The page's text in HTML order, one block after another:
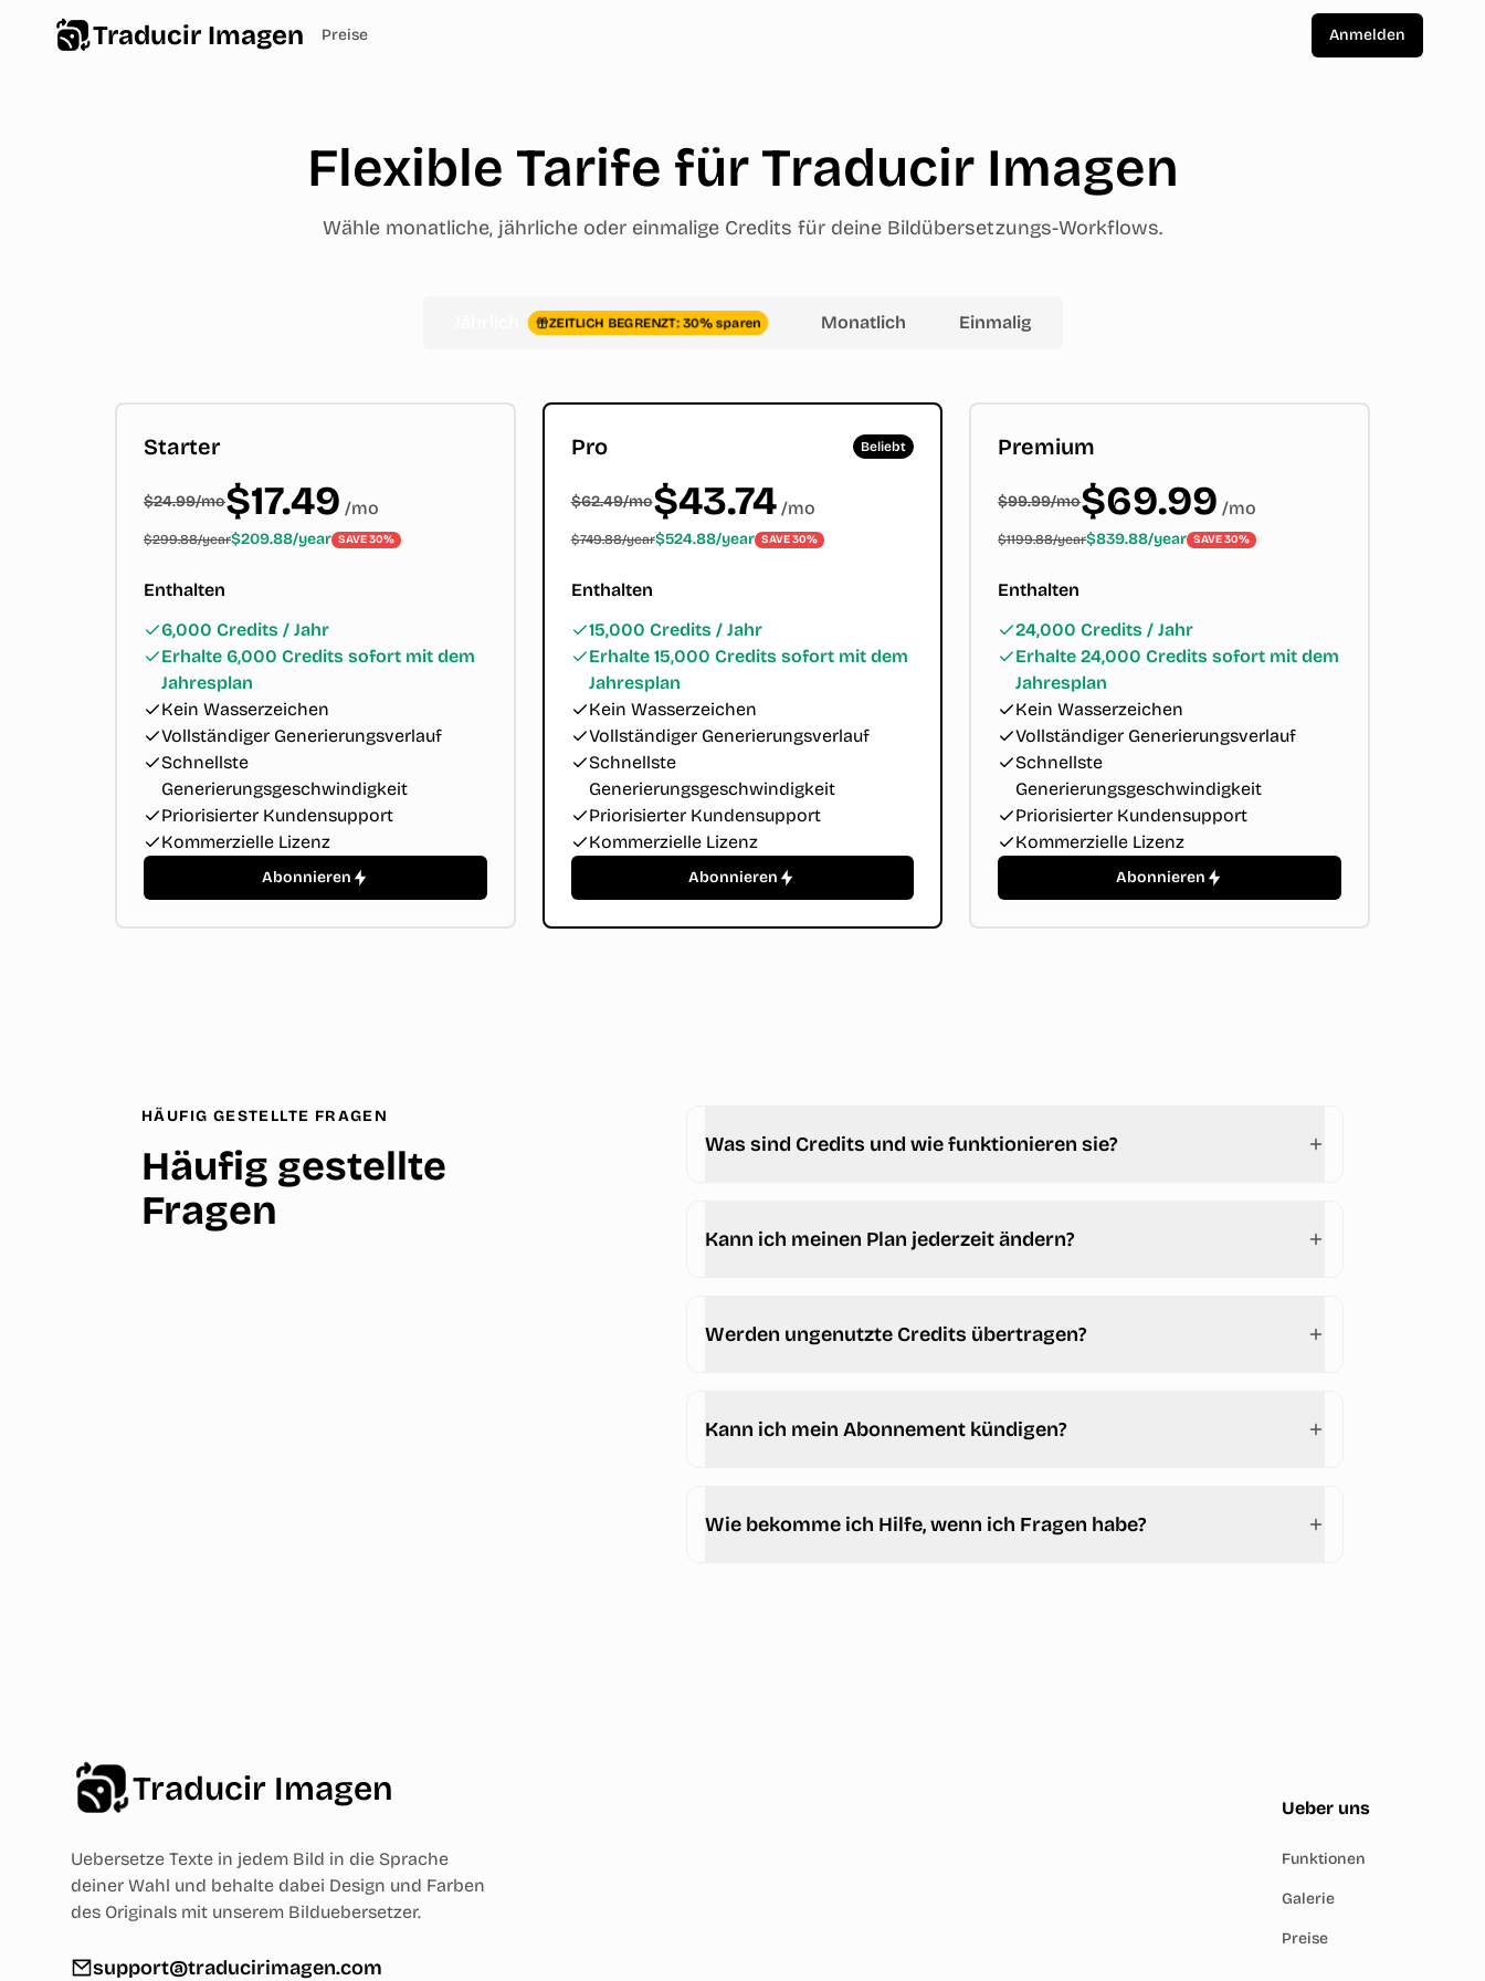
Traducir Imagen Preise Anmelden
Flexible Tarife für Traducir Imagen
Wähle monatliche, jährliche oder einmalige Credits für deine Bildübersetzungs-Workflows.
ZEITLICH BEGRENZT: 30% sparen Monatlich Einmalig
Starter
$24.99/mo$17.49 /mo
$299.88/year$209.88/year SAVE 30%
Enthalten
6,000 Credits / Jahr
Erhalte 6,000 Credits sofort mit dem
Jahresplan
Kein Wasserzeichen
Vollständiger Generierungsverlauf
Schnellste
Generierungsgeschwindigkeit
Priorisierter Kundensupport
Kommerzielle Lizenz
Abonnieren
Pro Beliebt
$62.49/mo$43.74 /mo
$749.88/year$524.88/year SAVE 30%
Enthalten
15,000 Credits / Jahr
Erhalte 15,000 Credits sofort mit dem
Jahresplan
Kein Wasserzeichen
Vollständiger Generierungsverlauf
Schnellste
Generierungsgeschwindigkeit
Priorisierter Kundensupport
Kommerzielle Lizenz
Abonnieren
Premium
$99.99/mo$69.99 /mo
$1199.88/year$839.88/year SAVE 30%
Enthalten
24,000 Credits / Jahr
Erhalte 24,000 Credits sofort mit dem
Jahresplan
Kein Wasserzeichen
Vollständiger Generierungsverlauf
Schnellste
Generierungsgeschwindigkeit
Priorisierter Kundensupport
Kommerzielle Lizenz
Abonnieren
HÄUFIG GESTELLTE FRAGEN
Häufig gestellte
Fragen
Was sind Credits und wie funktionieren sie?
Kann ich meinen Plan jederzeit ändern?
Werden ungenutzte Credits übertragen?
Kann ich mein Abonnement kündigen?
Wie bekomme ich Hilfe, wenn ich Fragen habe?
Traducir Imagen
Uebersetze Texte in jedem Bild in die Sprache
deiner Wahl und behalte dabei Design und Farben
des Originals mit unserem Bilduebersetzer.
support@traducirimagen.com
Ueber uns
Funktionen
Galerie
Preise